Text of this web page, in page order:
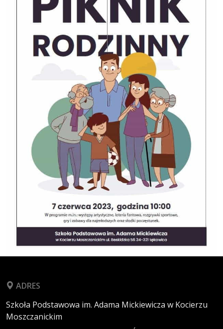
ADRES
Szkoła Podstawowa im. Adama Mickiewicza w Kocierzu
Moszczanickim